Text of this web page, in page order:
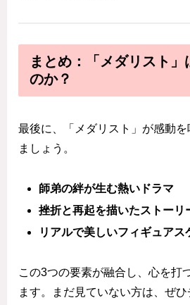
まとめ：「メダリスト
のか？
最後に、「メダリスト」が感動を
ましょう。
師弟の絆が生む熱いドラマ
挫折と再起を描いたストーリ
リアルで美しいフィギュアス
この3つの要素が融合し、心を打
ます。まだ見ていない方は、ぜひ